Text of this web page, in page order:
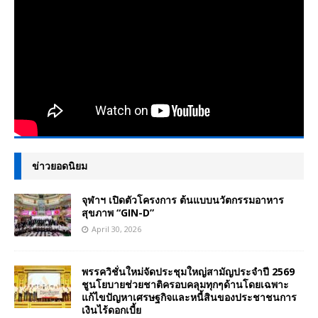
ข่าวยอดนิยม
จุฬาฯ เปิดตัวโครงการ ต้นแบบนวัตกรรมอาหาร
สุขภาพ “GIN-D”
April 30, 2026
พรรควิชั่นใหม่จัดประชุมใหญ่สามัญประจำปี 2569
ชูนโยบายช่วยชาติครอบคลุมทุกๆด้านโดยเฉพาะ
แก้ไขปัญหาเศรษฐกิจและหนี้สินของประชาชนการ
เงินไร้ดอกเบี้ย